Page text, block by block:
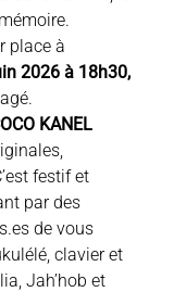
place à
2026 à 18h30,
KANEL
festif et
par des
de vous
clavier et
Jah’hob et